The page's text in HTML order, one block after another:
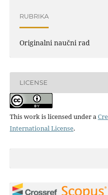
RUBRIKA
Originalni naučni rad
LICENSE
This work is licensed under a
International License.